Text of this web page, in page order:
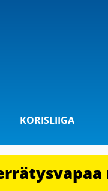
KORISLIIGA